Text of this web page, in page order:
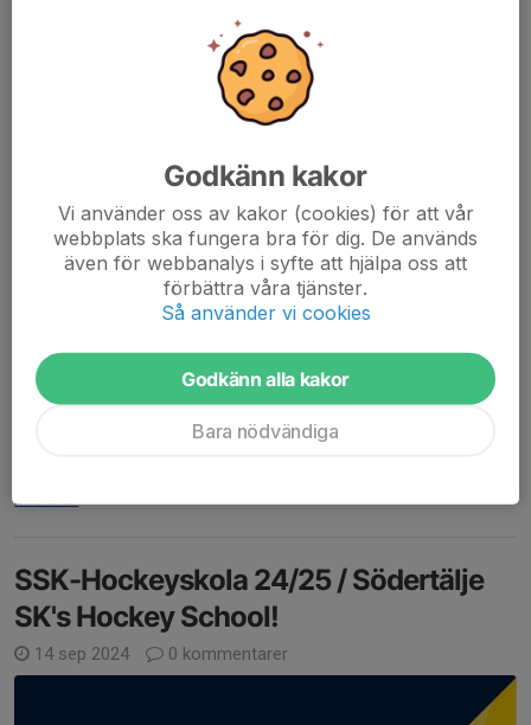
Information från SSK´s Tre Kronors Hockeyskola
se så många barn som vill prova på det roligaste som finns –
SSK-Hockeyskola 24/25 / Södertälje
SK's Hockey School!
14 sep 2024 0 kommentarer
Godkänn kakor
Vi använder oss av kakor (cookies) för att vår
webbplats ska fungera bra för dig. De används
även för webbanalys i syfte att hjälpa oss att
förbättra våra tjänster.
Så använder vi cookies
Godkänn alla kakor
Bara nödvändiga